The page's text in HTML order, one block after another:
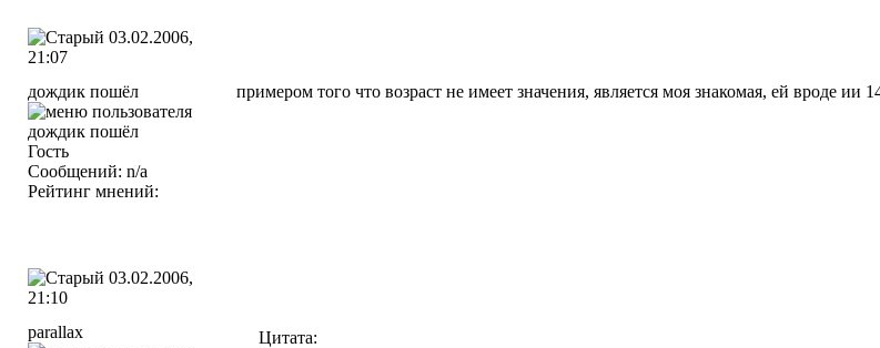
03.02.2006,
21:07
дождик пошёл
Гость
Сообщений: n/a
Рейтинг мнений:
примером того что возраст не имеет значения, является моя знакомая, ей вроде ии
03.02.2006,
21:10
parallax
Цитата: